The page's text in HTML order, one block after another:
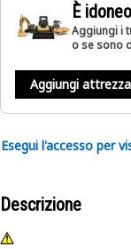
È
Aggiungi i
o se sono
Aggiungi
Esegui l'accesso per
Descrizione